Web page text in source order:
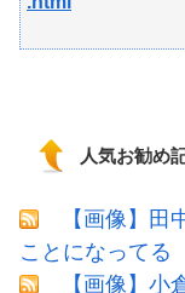
人気お勧め
【画像】
ことになってる
【画像】小